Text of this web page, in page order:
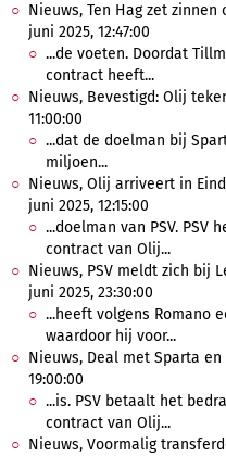
Nieuws, Ten Hag zet
juni 2025, 12:47:00
...de voeten. Doordat
contract heeft...
Nieuws, Bevestigd: Olij
11:00:00
...dat de doelman bij
miljoen...
Nieuws, Olij arriveert in
juni 2025, 12:15:00
...doelman van PSV. PSV
contract van Olij...
Nieuws, PSV meldt zich bij
juni 2025, 23:30:00
...heeft volgens Romano
waardoor hij voor...
Nieuws, Deal met Sparta
19:00:00
...is. PSV betaalt het
contract van Olij...
Nieuws, Voormalig